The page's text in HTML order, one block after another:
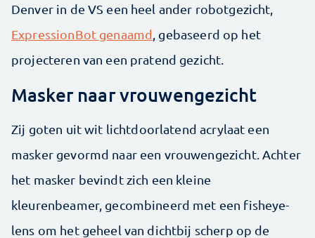
Denver in de VS een heel ander robotgezicht,
ExpressionBot genaamd , gebaseerd op het
projecteren van een pratend gezicht.
Masker naar vrouwengezicht
Zij goten uit wit lichtdoorlatend acrylaat een
masker gevormd naar een vrouwengezicht. Achter
het masker bevindt zich een kleine
kleurenbeamer, gecombineerd met een fisheye-
lens om het geheel van dichtbij scherp op de